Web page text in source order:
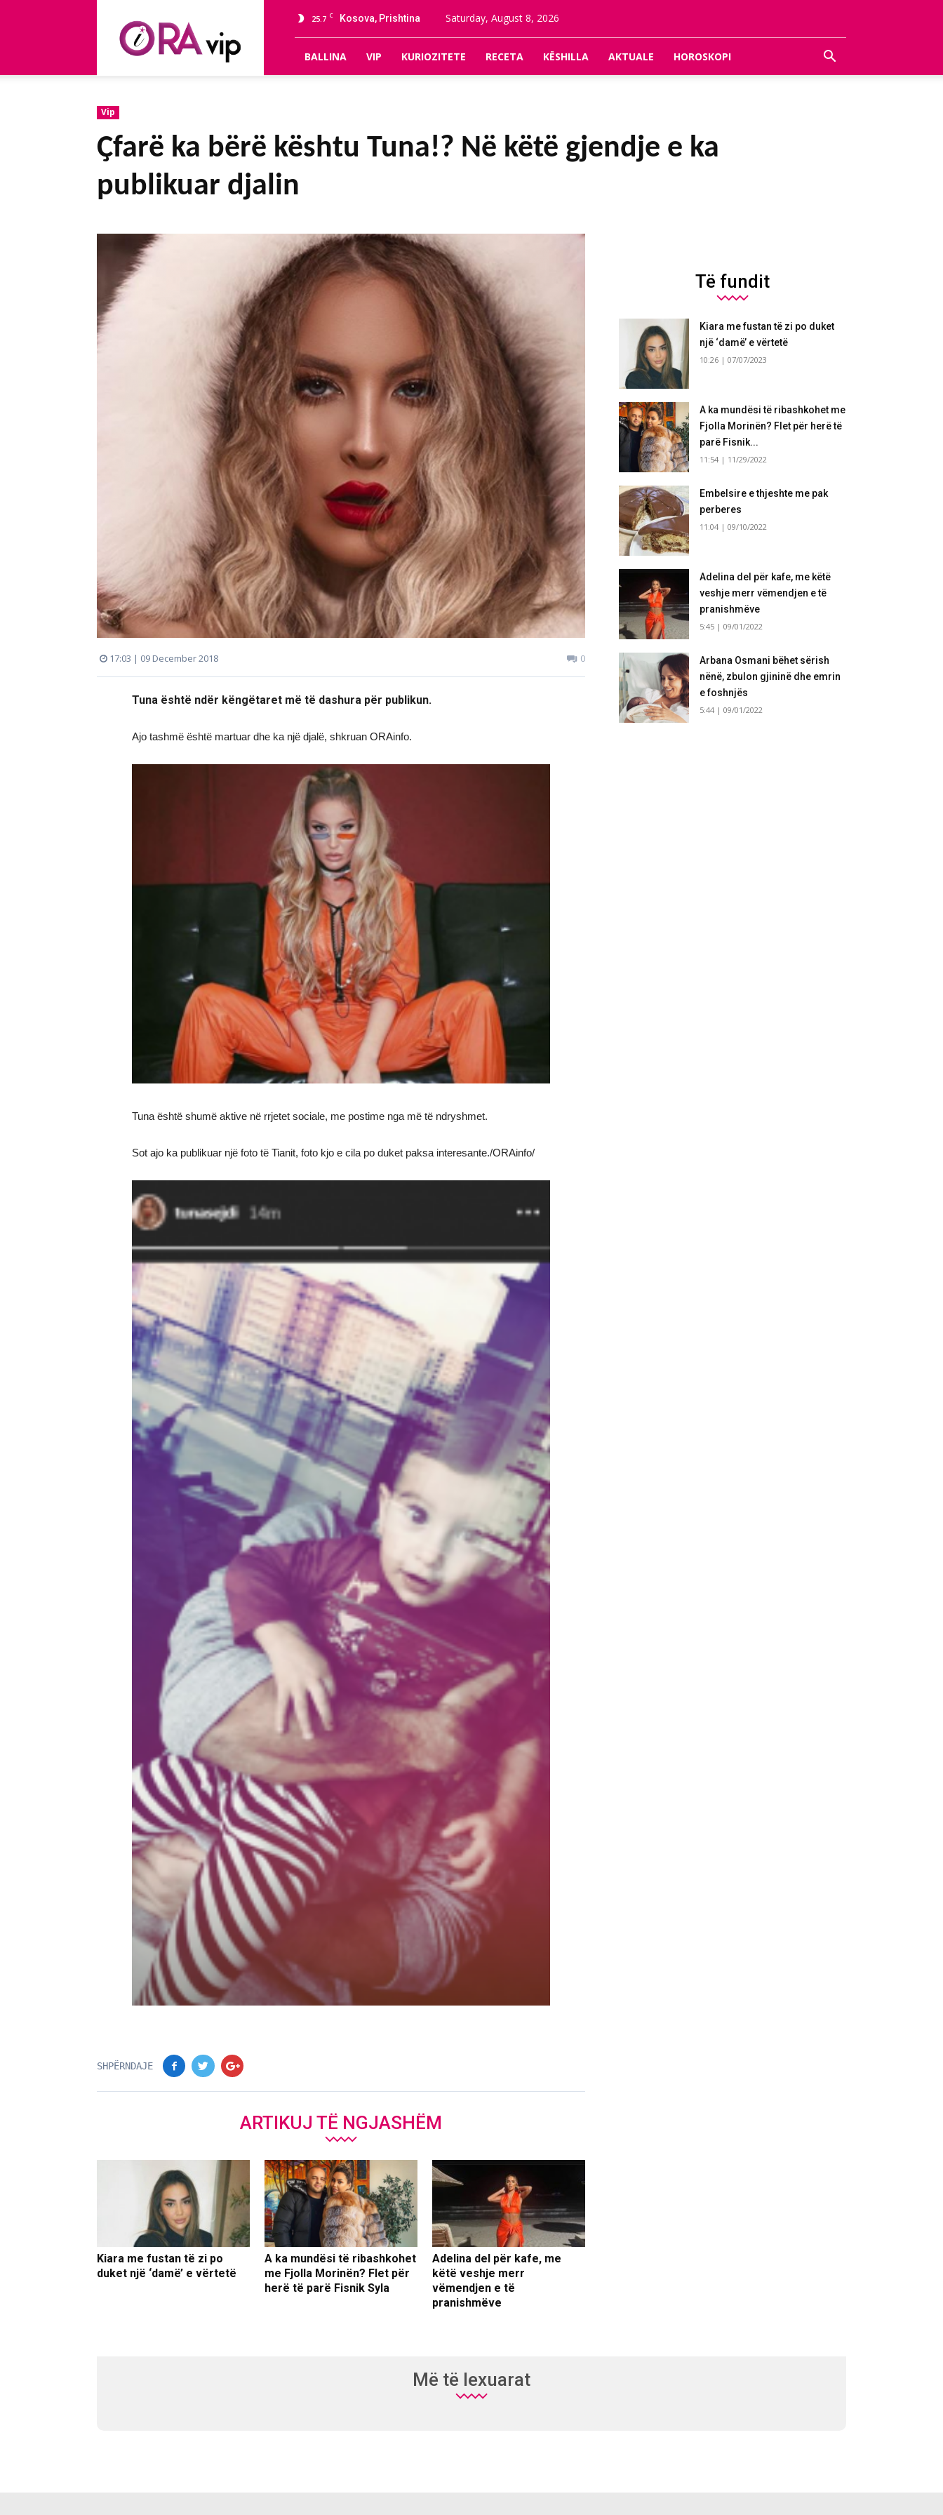
25.7 C Kosova, Prishtina Saturday, August 8, 2026
BALLINA VIP KURIOZITETE RECETA KËSHILLA AKTUALE HOROSKOPI
Vip
Ҫfarë ka bërë kështu Tuna!? Në këtë gjendje e ka
publikuar djalin
17:03 | 09 December 2018 0
Tuna është ndër këngëtaret më të dashura për publikun.
Ajo tashmë është martuar dhe ka një djalë, shkruan ORAinfo.
Tuna është shumë aktive në rrjetet sociale, me postime nga më të ndryshmet.
Sot ajo ka publikuar një foto të Tianit, foto kjo e cila po duket paksa interesante./ORAinfo/
SHPËRNDAJE
ARTIKUJ TË NGJASHËM
Kiara me fustan të zi po
duket një ‘damë’ e vërtetë
A ka mundësi të ribashkohet
me Fjolla Morinën? Flet për
herë të parë Fisnik Syla
Adelina del për kafe, me
këtë veshje merr
vëmendjen e të
pranishmëve
Të fundit
Kiara me fustan të zi po duket
një ‘damë’ e vërtetë
10:26 | 07/07/2023
A ka mundësi të ribashkohet me
Fjolla Morinën? Flet për herë të
parë Fisnik...
11:54 | 11/29/2022
Embelsire e thjeshte me pak
perberes
11:04 | 09/10/2022
Adelina del për kafe, me këtë
veshje merr vëmendjen e të
pranishmëve
5:45 | 09/01/2022
Arbana Osmani bëhet sërish
nënë, zbulon gjininë dhe emrin
e foshnjës
5:44 | 09/01/2022
Më të lexuarat